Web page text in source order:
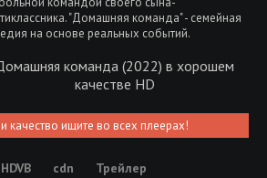
"Домашняя команда" - семейная
на основе реальных событий.
команда (2022) в хорошем
качестве HD
качество ищите во всех плеерах!
HDVB cdn Трейлер